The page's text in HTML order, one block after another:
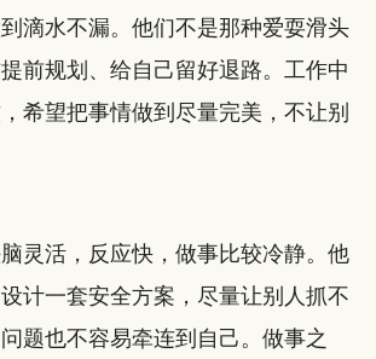
滴水不漏。他们不是那种爱耍滑头
前规划、给自己留好退路。工作中
希望把事情做到尽量完美，不让别
灵活，反应快，做事比较冷静。他
计一套安全方案，尽量让别人抓不
题也不容易牵连到自己。做事之